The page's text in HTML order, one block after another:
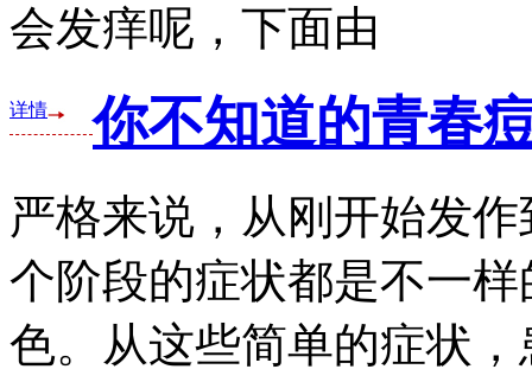
会发痒呢，下面由
详情 你不知道的青春
严格来说，从刚开始发
个阶段的症状都是不一
色。从这些简单的症状